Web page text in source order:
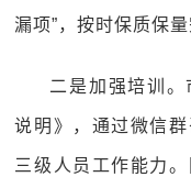
漏项”，按时保质保
二是加强培训
说明》，通过微信
三级人员工作能力